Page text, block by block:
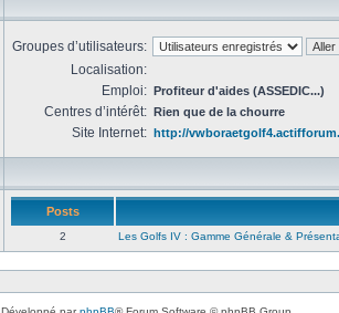
Groupes d’utilisateurs:
Localisation:
Emploi: Profiteur d'aides (ASSEDIC...)
Centres d’intérêt: Rien que de la chourre
Site Internet: http://
Posts
2 Les Golfs IV : Gamme Générale &